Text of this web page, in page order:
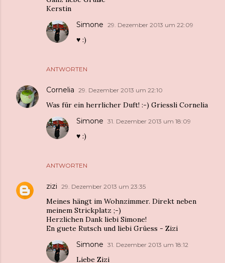
Kerstin
ANTWORTEN
Simone 29. Dezember 2013 um 22:09
♥︎ :)
Cornelia 29. Dezember 2013 um 22:10
Was für ein herrlicher Duft! :-) Griessli Cornelia
ANTWORTEN
Simone 31. Dezember 2013 um 18:09
♥︎ :)
zizi 29. Dezember 2013 um 23:35
Meines hängt im Wohnzimmer. Direkt neben
meinem Strickplatz ;-)
Herzlichen Dank liebi Simone!
En guete Rutsch und liebi Grüess - Zizi
Simone 31. Dezember 2013 um 18:12
Liebe Zizi